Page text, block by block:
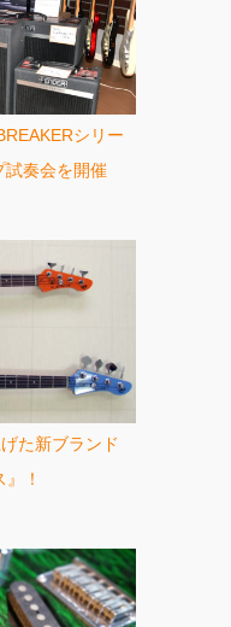
シリー
試奏会を開催
た新ブランド
！